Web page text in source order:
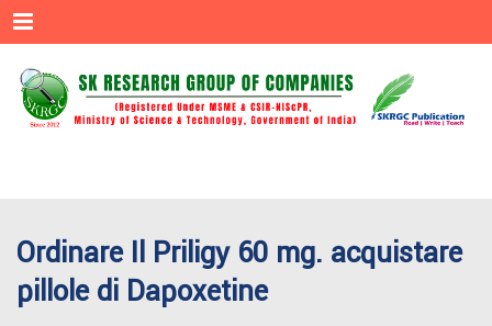
Menu
Ordinare Il Priligy 60 mg. acquistare
pillole di Dapoxetine